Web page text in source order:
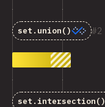
2
set.union()
set.intersection()